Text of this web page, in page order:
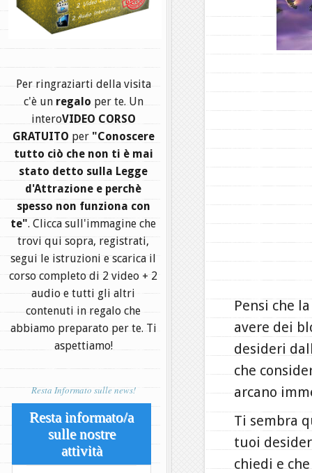
Per ringraziarti della visita
c'è un regalo per te. Un
interoVIDEO CORSO
GRATUITO per "Conoscere
tutto ciò che non ti è mai
stato detto sulla Legge
d'Attrazione e perchè
spesso non funziona con
te". Clicca sull'immagine che
trovi qui sopra, registrati,
segui le istruzioni e scarica il
corso completo di 2 video + 2
audio e tutti gli altri
contenuti in regalo che
abbiamo preparato per te. Ti
aspettiamo!
Resta Informato sulle news!
Resta informato/a
sulle nostre
attività
Pensi che
avere dei
desideri
che
arcano
Ti sembra
tuoi
chiedi e